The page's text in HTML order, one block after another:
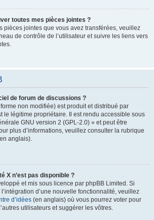
toutes mes pièces jointes ?
pièces jointes que vous avez transférées, veuillez
de contrôle de l’utilisateur et suivre les liens vers
de forum de discussions ?
non modifiée) est produit et distribué par
le légitime propriétaire. Il est rendu accessible sous
GNU version 2 (GPL-2.0) » et peut être
plus d’informations, veuillez consulter la rubrique
anglais).
X n’est pas disponible ?
et mis sous licence par phpBB Limited. Si
d’une nouvelle fonctionnalité, veuillez
d’idées (en anglais) où vous pourrez voter pour
utilisateurs et suggérer les vôtres.